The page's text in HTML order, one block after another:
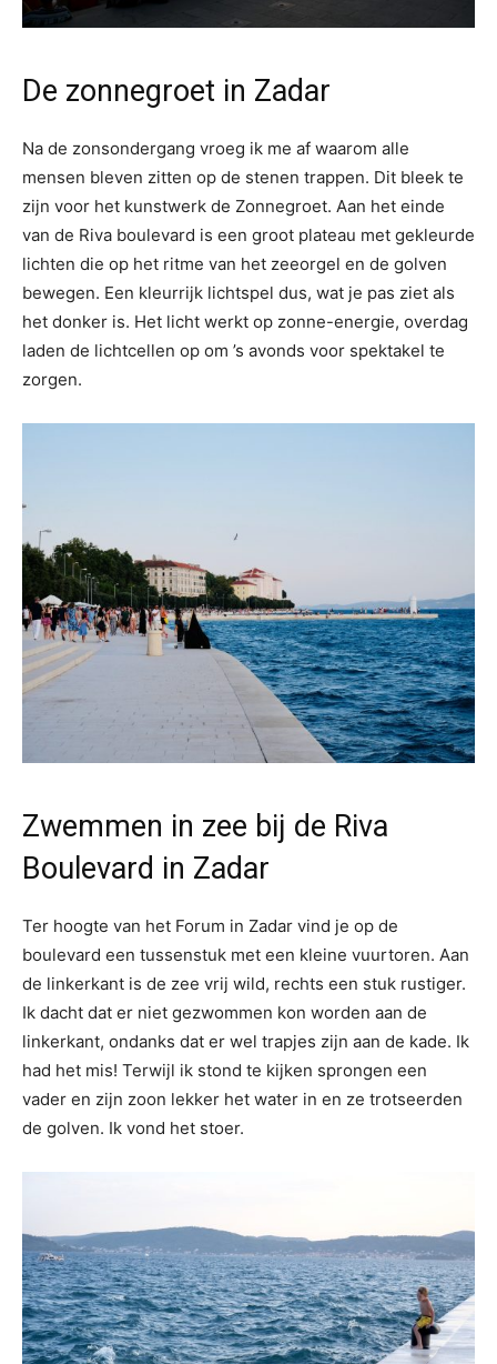
De zonnegroet in Zadar
Na de zonsondergang vroeg ik me af waarom alle
mensen bleven zitten op de stenen trappen. Dit bleek te
zijn voor het kunstwerk de Zonnegroet. Aan het einde
van de Riva boulevard is een groot plateau met gekleurde
lichten die op het ritme van het zeeorgel en de golven
bewegen. Een kleurrijk lichtspel dus, wat je pas ziet als
het donker is. Het licht werkt op zonne-energie, overdag
laden de lichtcellen op om ’s avonds voor spektakel te
zorgen.
Zwemmen in zee bij de Riva
Boulevard in Zadar
Ter hoogte van het Forum in Zadar vind je op de
boulevard een tussenstuk met een kleine vuurtoren. Aan
de linkerkant is de zee vrij wild, rechts een stuk rustiger.
Ik dacht dat er niet gezwommen kon worden aan de
linkerkant, ondanks dat er wel trapjes zijn aan de kade. Ik
had het mis! Terwijl ik stond te kijken sprongen een
vader en zijn zoon lekker het water in en ze trotseerden
de golven. Ik vond het stoer.